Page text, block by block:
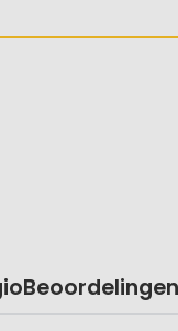
Beoordelingen